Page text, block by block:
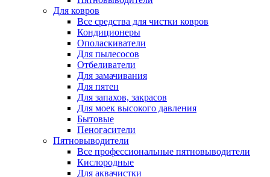
Для ковров
Все средства для чистки ковров
Кондиционеры
Ополаскиватели
Для пылесосов
Отбеливатели
Для замачивания
Для пятен
Для запахов, закрасов
Для моек высокого давления
Бытовые
Пеногасители
Пятновыводители
Все профессиональные пятновыводители
Кислородные
Для аквачистки